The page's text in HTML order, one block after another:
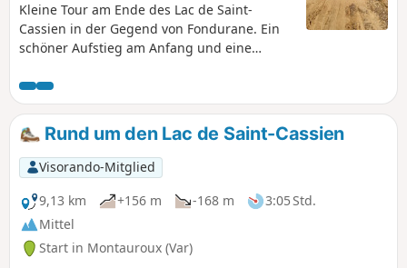
Kleine Tour am Ende des Lac de Saint-
Cassien in der Gegend von Fondurane. Ein
schöner Aufstieg am Anfang und eine
Rund um den Lac de Saint-Cassien
Visorando-Mitglied
9,13 km
+156 m -168 m
3:05 Std.
Mittel
Start in Montauroux (Var)